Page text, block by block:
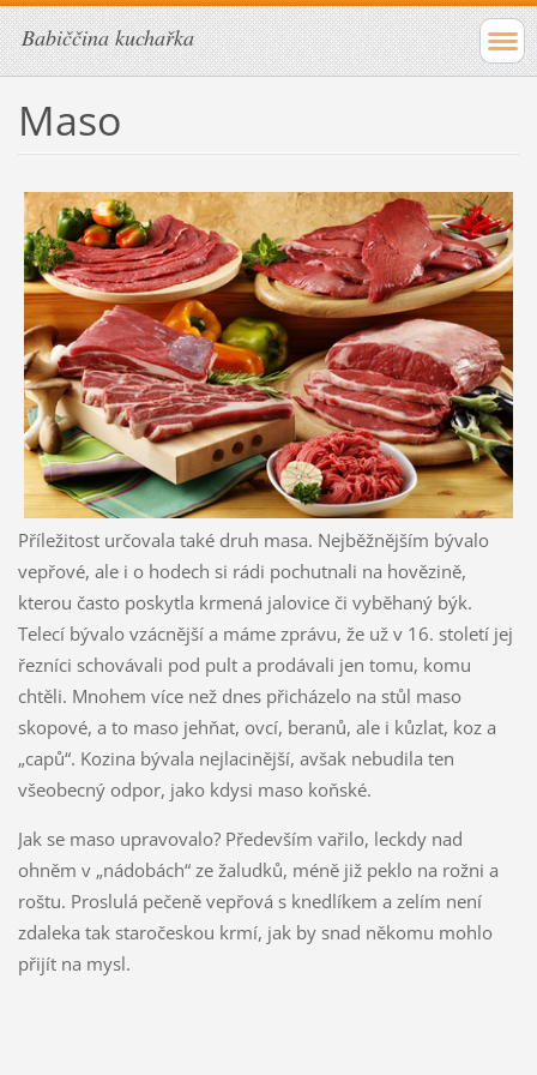
Babiččina kuchařka
Maso
Příležitost určovala také druh masa. Nejběžnějším bývalo
vepřové, ale i o hodech si rádi pochutnali na hovězině,
kterou často poskytla krmená jalovice či vyběhaný býk.
Telecí bývalo vzácnější a máme zprávu, že už v 16. století jej
řezníci schovávali pod pult a prodávali jen tomu, komu
chtěli. Mnohem více než dnes přicházelo na stůl maso
skopové, a to maso jehňat, ovcí, beranů, ale i kůzlat, koz a
„capů“. Kozina bývala nejlacinější, avšak nebudila ten
všeobecný odpor, jako kdysi maso koňské.
Jak se maso upravovalo? Především vařilo, leckdy nad
ohněm v „nádobách“ ze žaludků, méně již peklo na rožni a
roštu. Proslulá pečeně vepřová s knedlíkem a zelím není
zdaleka tak staročeskou krmí, jak by snad někomu mohlo
přijít na mysl.